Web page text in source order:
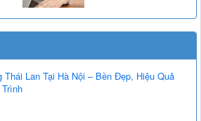
Thái Lan Tại Hà Nội – Bền Đẹp, Hiệu Quả